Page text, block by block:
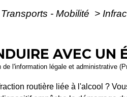
Transports - Mobilité >
AVEC UN
l'information légale et administrative
routière liée à l'alcool ?